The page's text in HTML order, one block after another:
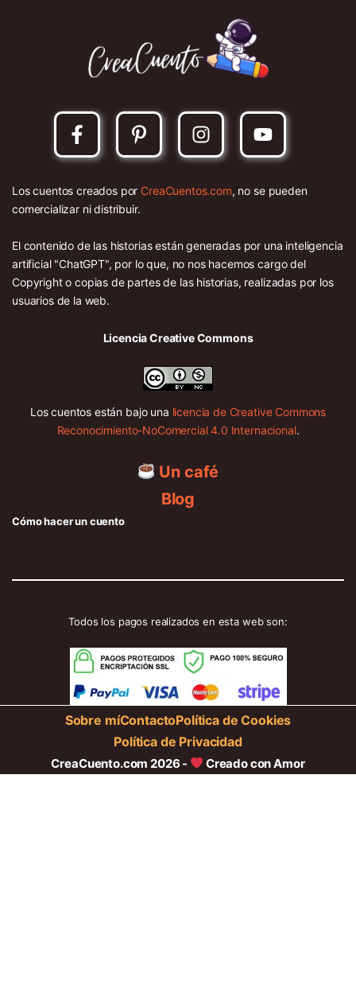
Los cuentos creados por CreaCuentos.com, no se pueden
comercializar ni distribuir.
El contenido de las historias están generadas por una inteligencia
artificial "ChatGPT", por lo que, no nos hacemos cargo del
Copyright o copias de partes de las historias, realizadas por los
usuarios de la web.
Licencia Creative Commons
Los cuentos están bajo una licencia de Creative Commons
Reconocimiento-NoComercial 4.0 Internacional.
Un café
Blog
Cómo hacer un cuento
Todos los pagos realizados en esta web son:
Sobre míContactoPolítica de Cookies
Política de Privacidad
CreaCuento.com 2026 - Creado con Amor